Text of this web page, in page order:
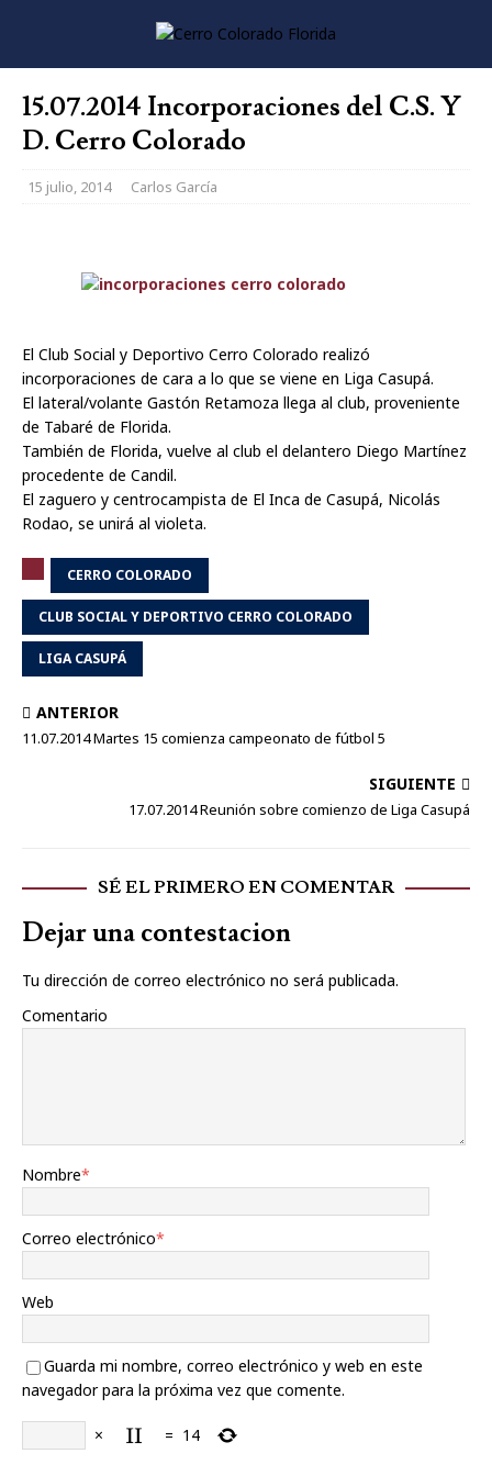
15.07.2014 Incorporaciones del C.S. Y
D. Cerro Colorado
15 julio, 2014 Carlos García
El Club Social y Deportivo Cerro Colorado realizó
incorporaciones de cara a lo que se viene en Liga Casupá.
El lateral/volante Gastón Retamoza llega al club, proveniente
de Tabaré de Florida.
También de Florida, vuelve al club el delantero Diego Martínez
procedente de Candil.
El zaguero y centrocampista de El Inca de Casupá, Nicolás
Rodao, se unirá al violeta.
CERRO COLORADO
CLUB SOCIAL Y DEPORTIVO CERRO COLORADO
LIGA CASUPÁ
ANTERIOR
11.07.2014 Martes 15 comienza campeonato de fútbol 5
SIGUIENTE
17.07.2014 Reunión sobre comienzo de Liga Casupá
SÉ EL PRIMERO EN COMENTAR
Dejar una contestacion
Tu dirección de correo electrónico no será publicada.
Comentario
Nombre*
Correo electrónico*
Web
Guarda mi nombre, correo electrónico y web en este
navegador para la próxima vez que comente.
× = 14